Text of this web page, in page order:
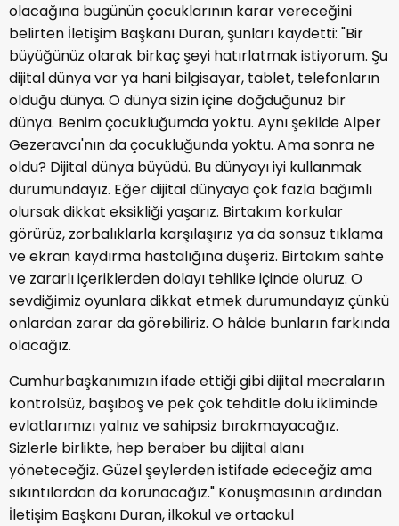
olacağına bugünün çocuklarının karar vereceğini
belirten İletişim Başkanı Duran, şunları kaydetti: "Bir
büyüğünüz olarak birkaç şeyi hatırlatmak istiyorum. Şu
dijital dünya var ya hani bilgisayar, tablet, telefonların
olduğu dünya. O dünya sizin içine doğduğunuz bir
dünya. Benim çocukluğumda yoktu. Aynı şekilde Alper
Gezeravcı'nın da çocukluğunda yoktu. Ama sonra ne
oldu? Dijital dünya büyüdü. Bu dünyayı iyi kullanmak
durumundayız. Eğer dijital dünyaya çok fazla bağımlı
olursak dikkat eksikliği yaşarız. Birtakım korkular
görürüz, zorbalıklarla karşılaşırız ya da sonsuz tıklama
ve ekran kaydırma hastalığına düşeriz. Birtakım sahte
ve zararlı içeriklerden dolayı tehlike içinde oluruz. O
sevdiğimiz oyunlara dikkat etmek durumundayız çünkü
onlardan zarar da görebiliriz. O hâlde bunların farkında
olacağız.
Cumhurbaşkanımızın ifade ettiği gibi dijital mecraların
kontrolsüz, başıboş ve pek çok tehditle dolu ikliminde
evlatlarımızı yalnız ve sahipsiz bırakmayacağız.
Sizlerle birlikte, hep beraber bu dijital alanı
yöneteceğiz. Güzel şeylerden istifade edeceğiz ama
sıkıntılardan da korunacağız." Konuşmasının ardından
İletişim Başkanı Duran, ilkokul ve ortaokul